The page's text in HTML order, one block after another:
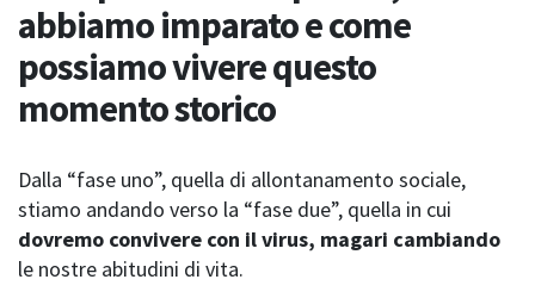
abbiamo imparato e come
possiamo vivere questo
momento storico
Dalla “fase uno”, quella di allontanamento sociale,
stiamo andando verso la “fase due”, quella in cui
dovremo convivere con il virus, magari cambiando
le nostre abitudini di vita.